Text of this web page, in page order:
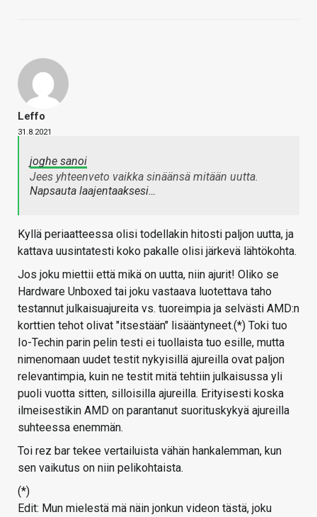
Leffo
31.8.2021
joghe sanoi
Jees yhteenveto vaikka sinäänsä mitään uutta.
Napsauta laajentaaksesi…
Kyllä periaatteessa olisi todellakin hitosti paljon uutta, ja
kattava uusintatesti koko pakalle olisi järkevä lähtökohta.
Jos joku miettii että mikä on uutta, niin ajurit! Oliko se
Hardware Unboxed tai joku vastaava luotettava taho
testannut julkaisuajureita vs. tuoreimpia ja selvästi AMD:n
korttien tehot olivat "itsestään" lisääntyneet.(*) Toki tuo
Io-Techin parin pelin testi ei tuollaista tuo esille, mutta
nimenomaan uudet testit nykyisillä ajureilla ovat paljon
relevantimpia, kuin ne testit mitä tehtiin julkaisussa yli
puoli vuotta sitten, silloisilla ajureilla. Erityisesti koska
ilmeisestikin AMD on parantanut suorituskykyä ajureilla
suhteessa enemmän.
Toi rez bar tekee vertailuista vähän hankalemman, kun
sen vaikutus on niin pelikohtaista.
(*)
Edit: Mun mielestä mä näin jonkun videon tästä, joku